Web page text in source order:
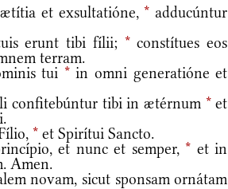
et exsultatióne, * adducúntur
erunt tibi fílii; *constítues eos
terram.
tui *in omni generatióne et
confitebúntur tibi in ætérnum *et
* et Spirítui Sancto.
et nunc et semper, * et in
Amen.
novam, sicut sponsam ornátam